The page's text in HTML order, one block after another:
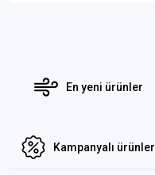
En yeni ürünler
Kampanyalı ürünler